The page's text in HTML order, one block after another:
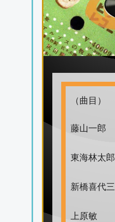
（曲目）
藤山一郎
東海林太郎
新橋喜代三
上原敏